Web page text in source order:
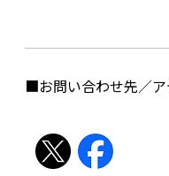
■お問い合わせ先／